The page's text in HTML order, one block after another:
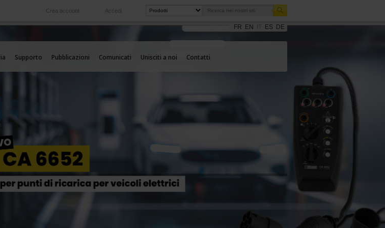
Accedi
Crea account
filiali all'estero
FR EN ES DE
Supporto Pubblicazioni Comunicati Unisciti a noi Contatti